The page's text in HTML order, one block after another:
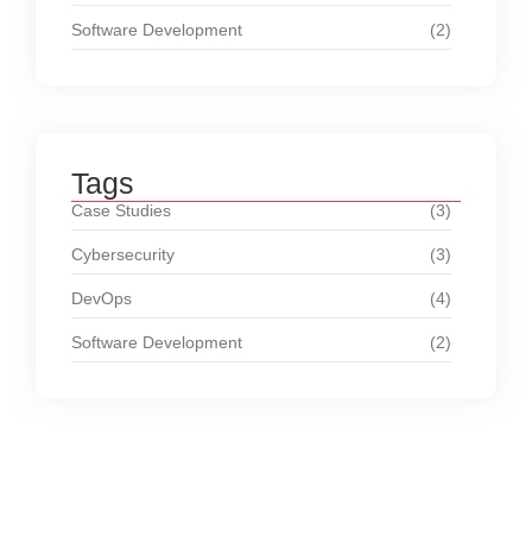
Software Development (2)
Tags
Case Studies (3)
Cybersecurity (3)
DevOps (4)
Software Development (2)